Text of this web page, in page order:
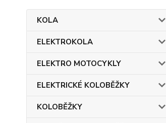
KOLA
ELEKTROKOLA
ELEKTRO MOTOCYKLY
ELEKTRICKÉ KOLOBĚŽKY
KOLOBĚŽKY